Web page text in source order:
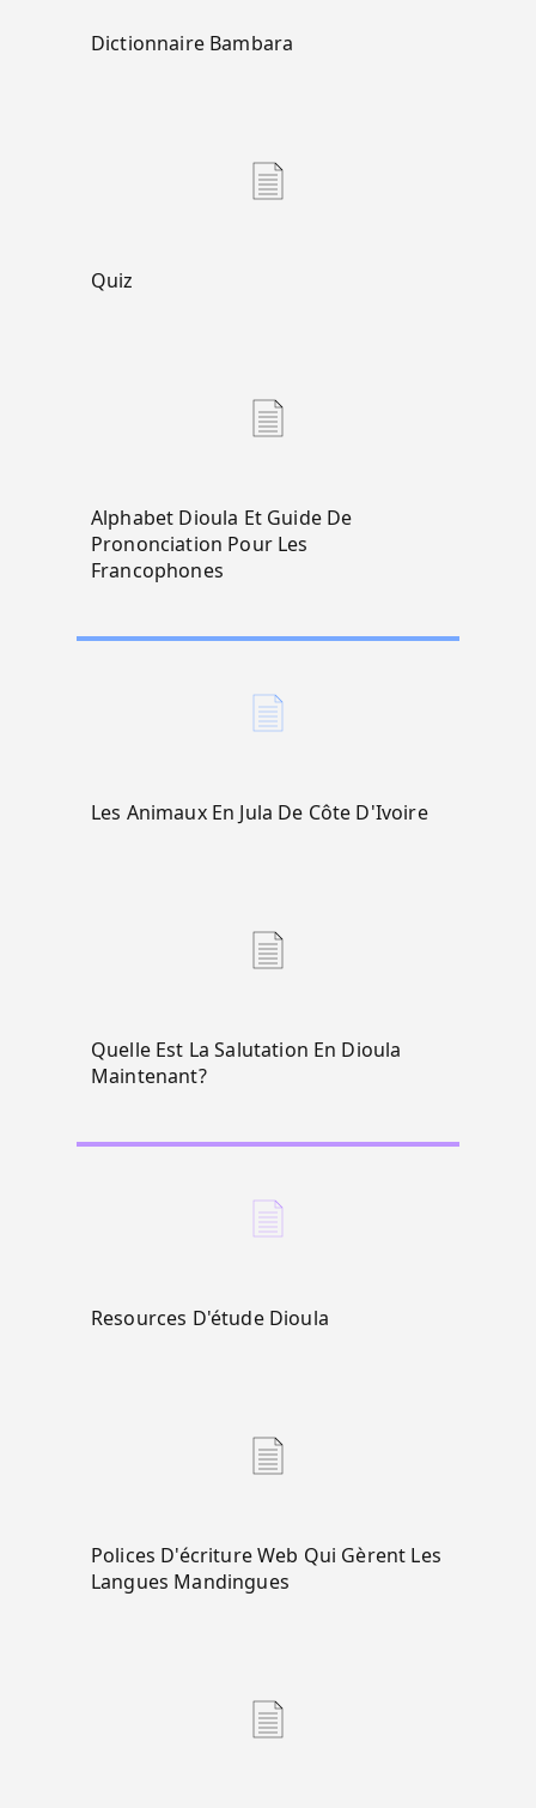
Dictionnaire Bambara
Quiz
Alphabet Dioula Et Guide De
Prononciation Pour Les
Francophones
Les Animaux En Jula De Côte D'Ivoire
Quelle Est La Salutation En Dioula
Maintenant?
Resources D'étude Dioula
Polices D'écriture Web Qui Gèrent Les
Langues Mandingues